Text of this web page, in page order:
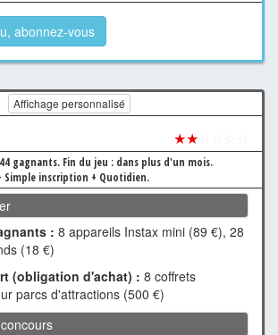
abonnez-vous
Affichage personnalisé
★★
gagnants. Fin du jeu : dans plus d'un mois.
inscription + Quotidien.
: 8 appareils Instax mini (89 €), 28
(18 €)
(obligation d'achat) : 8 coffrets
parcs d'attractions (500 €)